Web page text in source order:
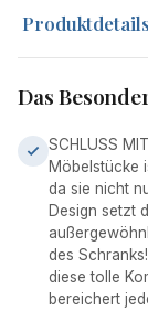
Das
SCHLUSS
Möbelstücke
da sie nicht
Design setzt
des
diese tolle
bereichert